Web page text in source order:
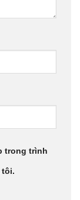
trong trình
tôi.